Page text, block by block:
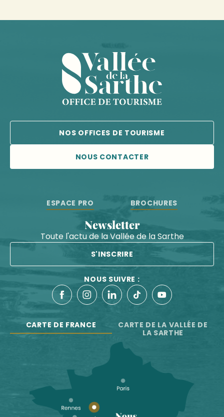
NOS OFFICES DE TOURISME
NOUS CONTACTER
ESPACE PRO BROCHURES
Newsletter
Toute l'actu de la Vallée de la Sarthe
S'INSCRIRE
NOUS SUIVRE :
CARTE DE FRANCE
CARTE DE LA VALLÉE DE
LA SARTHE